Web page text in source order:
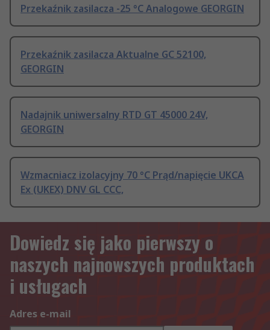
Przekaźnik zasilacza -25 °C Analogowe GEORGIN
Przekaźnik zasilacza Aktualne GC 52100,
GEORGIN
Nadajnik uniwersalny RTD GT 45000 24V,
GEORGIN
Wzmacniacz izolacyjny 70 °C Prąd/napięcie UKCA
Ex (UKEX) DNV GL CCC,
Dowiedz się jako pierwszy o
naszych najnowszych produktach
i usługach
Adres e-mail